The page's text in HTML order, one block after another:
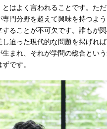
とはよく言われることです。た
門分野を超えて興味を持つよ
ることが不可欠です。誰もが
迫った現代的な問題を掲げれ
まれ、それが学問の総合とい
です。